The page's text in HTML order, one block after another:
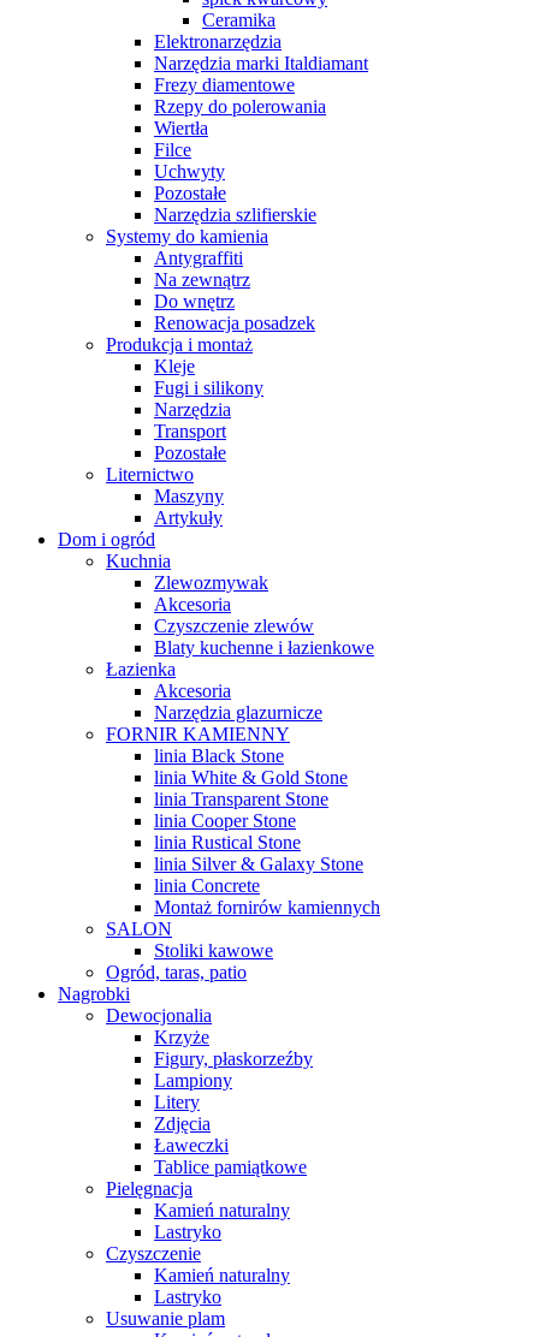
Ceramika
Elektronarzędzia
Narzędzia marki Italdiamant
Frezy diamentowe
Rzepy do polerowania
Wiertła
Filce
Uchwyty
Pozostałe
Narzędzia szlifierskie
Systemy do kamienia
Antygraffiti
Na zewnątrz
Do wnętrz
Renowacja posadzek
Produkcja i montaż
Kleje
Fugi i silikony
Narzędzia
Transport
Pozostałe
Liternictwo
Maszyny
Artykuły
Dom i ogród
Kuchnia
Zlewozmywak
Akcesoria
Czyszczenie zlewów
Blaty kuchenne i łazienkowe
Łazienka
Akcesoria
Narzędzia glazurnicze
FORNIR KAMIENNY
linia Black Stone
linia White & Gold Stone
linia Transparent Stone
linia Cooper Stone
linia Rustical Stone
linia Silver & Galaxy Stone
linia Concrete
Montaż fornirów kamiennych
SALON
Stoliki kawowe
Ogród, taras, patio
Nagrobki
Dewocjonalia
Krzyże
Figury, płaskorzeźby
Lampiony
Litery
Zdjęcia
Ławeczki
Tablice pamiątkowe
Pielęgnacja
Kamień naturalny
Lastryko
Czyszczenie
Kamień naturalny
Lastryko
Usuwanie plam